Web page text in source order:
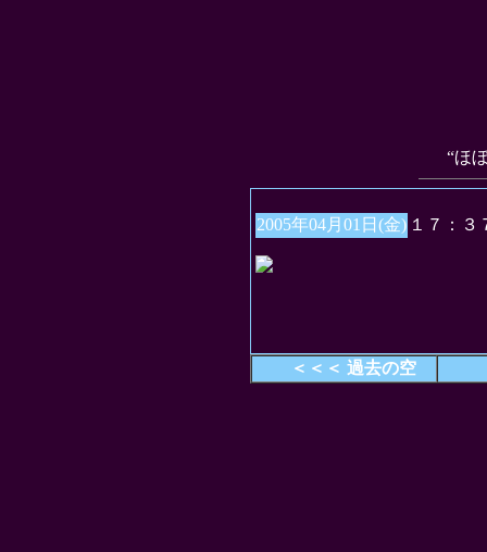
“ほ
2005年04月01日(金) １７：３
＜＜＜ 過去の空